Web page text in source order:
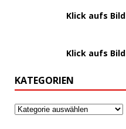
Klick aufs Bild
Klick aufs Bild
KATEGORIEN